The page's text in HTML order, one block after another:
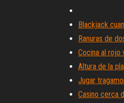
Blackjack
Ranuras de
Cocina al rojo
Altura de la
Jugar
Casino cerca